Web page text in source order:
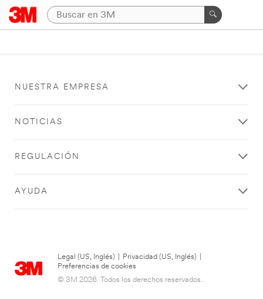
NUESTRA EMPRESA
NOTICIAS
REGULACIÓN
AYUDA
Legal (US, Inglés) Privacidad (US, Inglés)
Preferencias de cookies
© 3M 2026. Todos los derechos reservados..